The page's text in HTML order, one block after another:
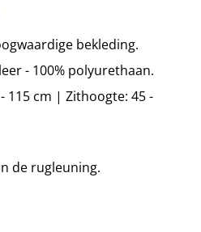
bekleding.
- 100% polyurethaan.
115 cm | Zithoogte: 45 -
de rugleuning.